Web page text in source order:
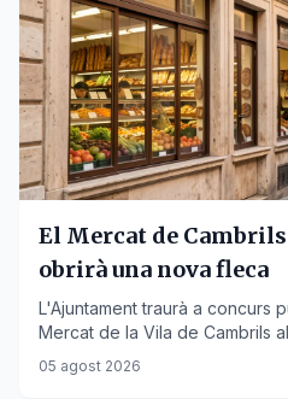
El Mercat de
obrirà una nova fleca
L'Ajuntament traurà a concurs
Mercat de la Vila de Cambrils
de peix i una de pa.
05 agost 2026